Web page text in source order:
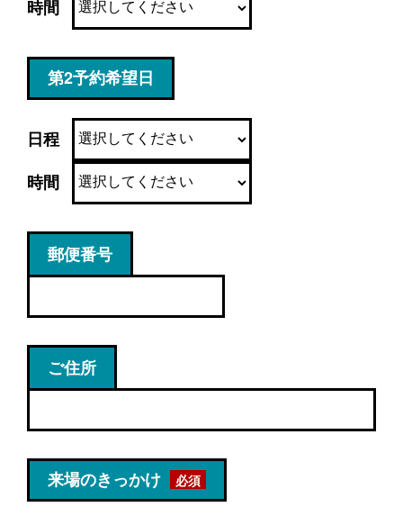
時間
第2予約希望日
日程
時間
郵便番号
ご住所
来場のきっかけ